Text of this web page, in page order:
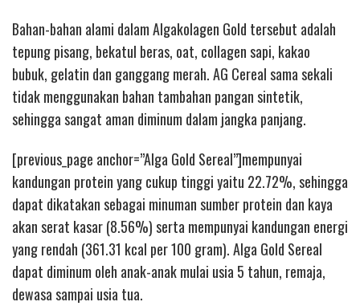
Bahan-bahan alami dalam Algakolagen Gold tersebut adalah
tepung pisang, bekatul beras, oat, collagen sapi, kakao
bubuk, gelatin dan ganggang merah. AG Cereal sama sekali
tidak menggunakan bahan tambahan pangan sintetik,
sehingga sangat aman diminum dalam jangka panjang.
[previous_page anchor=”Alga Gold Sereal”]mempunyai
kandungan protein yang cukup tinggi yaitu 22.72%, sehingga
dapat dikatakan sebagai minuman sumber protein dan kaya
akan serat kasar (8.56%) serta mempunyai kandungan energi
yang rendah (361.31 kcal per 100 gram). Alga Gold Sereal
dapat diminum oleh anak-anak mulai usia 5 tahun, remaja,
dewasa sampai usia tua.